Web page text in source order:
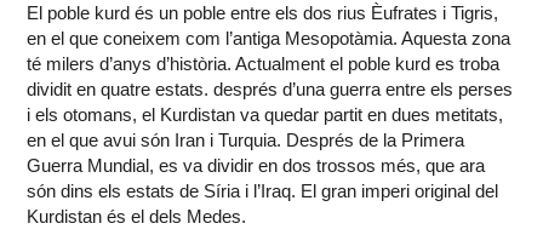
El poble kurd és un poble entre els dos rius Èufrates i Tigris,
en el que coneixem com l’antiga Mesopotàmia. Aquesta zona
té milers d’anys d’història. Actualment el poble kurd es troba
dividit en quatre estats. després d’una guerra entre els perses
i els otomans, el Kurdistan va quedar partit en dues metitats,
en el que avui són Iran i Turquia. Després de la Primera
Guerra Mundial, es va dividir en dos trossos més, que ara
són dins els estats de Síria i l’Iraq. El gran imperi original del
Kurdistan és el dels Medes.